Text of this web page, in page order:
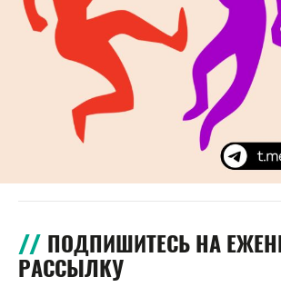
ПОДПИШИТЕСЬ НА
РАССЫЛКУ